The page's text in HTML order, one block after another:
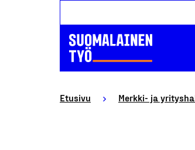
Etusivu Merkki- ja